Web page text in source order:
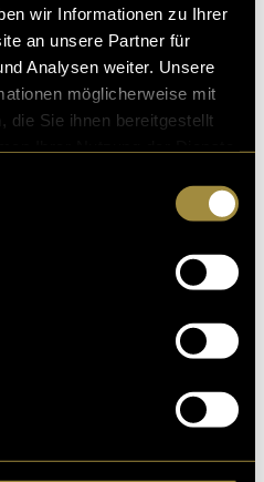
wir Informationen zu Ihrer
an unsere Partner für
Analysen weiter. Unsere
möglicherweise mit
die Sie ihnen bereitgestellt